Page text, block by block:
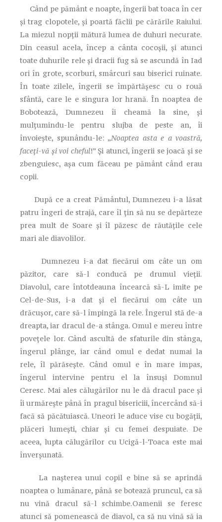
Când pe pământ e noapte, îngerii bat toaca în cer
şi trag clopotele, şi poartă făclii pe cărările Raiului.
La miezul nopţii mătură lumea de duhuri necurate.
Din ceasul acela, încep a cânta cocoşii, şi atunci
toate duhurile rele şi dracii fug să se ascundă în Iad
ori în grote, scorburi, smârcuri sau biserici ruinate.
În toate zilele, îngerii se împărtăşesc cu o rouă
sfântă, care le e singura lor hrană. În noaptea de
Bobotează, Dumnezeu îi cheamă la sine, şi
mulţumindu-le pentru slujba de peste an, îi
învoieşte, spunându-le: „Noaptea asta e a voastră,
faceţi-vă şi voi cheful!” Şi atunci, îngerii se joacă şi se
zbenguiesc, aşa cum făceau pe pământ când erau
copii.
După ce a creat Pământul, Dumnezeu i-a lăsat
patru îngeri de strajă, care îl ţin să nu se depărteze
prea mult de Soare şi îl păzesc de răutăţile cele
mari ale diavolilor.
Dumnezeu i-a dat fiecărui om câte un om
păzitor, care să-l conducă pe drumul vieţii.
Diavolul, care întotdeauna încearcă să-L imite pe
Cel-de-Sus, i-a dat şi el fiecărui om câte un
drăcuşor, care să-l împingă la rele. Îngerul stă de-a
dreapta, iar dracul de-a stânga. Omul e mereu între
poveţele lor. Când ascultă de sfaturile din stânga,
îngerul plânge, iar când omul e dedat numai la
rele, îl părăseşte. Când omul e în mare impas,
îngerul intervine pentru el la însuşi Domnul
Ceresc. Mai ales călugărilor nu le dă dracul pace şi
îi urmăreşte până în pragul bisericiii, încercând să-i
facă să păcătuiască. Uneori le aduce vise cu bogăţii,
plăceri lumeşti, chiar şi cu femei despuiate. De
aceea, lupta călugărilor cu Ucigă-l-Toaca este mai
înverşunată.
La naşterea unui copil e bine să se aprindă
noaptea o lumânare, până se botează pruncul, ca să
nu vină dracul să-l schimbe.Oamenii se feresc
atunci să pomenească de diavol, ca să nu vină să ia